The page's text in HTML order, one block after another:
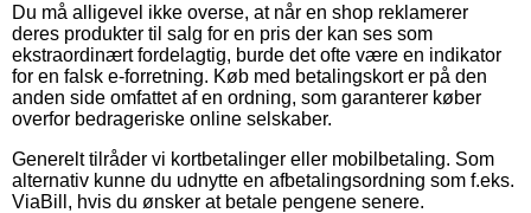
Du må alligevel ikke overse, at når en shop reklamerer
deres produkter til salg for en pris der kan ses som
ekstraordinært fordelagtig, burde det ofte være en indikator
for en falsk e-forretning. Køb med betalingskort er på den
anden side omfattet af en ordning, som garanterer køber
overfor bedrageriske online selskaber.
Generelt tilråder vi kortbetalinger eller mobilbetaling. Som
alternativ kunne du udnytte en afbetalingsordning som f.eks.
ViaBill, hvis du ønsker at betale pengene senere.